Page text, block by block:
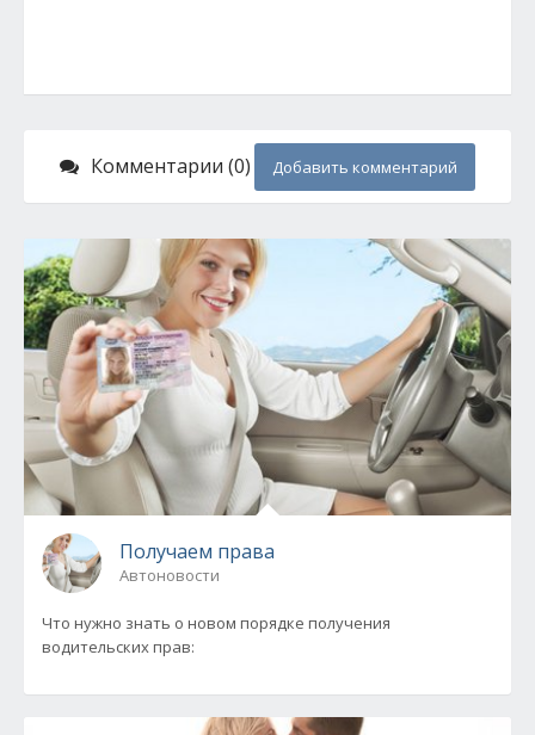
Комментарии (0) Добавить комментарий
Получаем права
Автоновости
Что нужно знать о новом порядке получения
водительских прав: